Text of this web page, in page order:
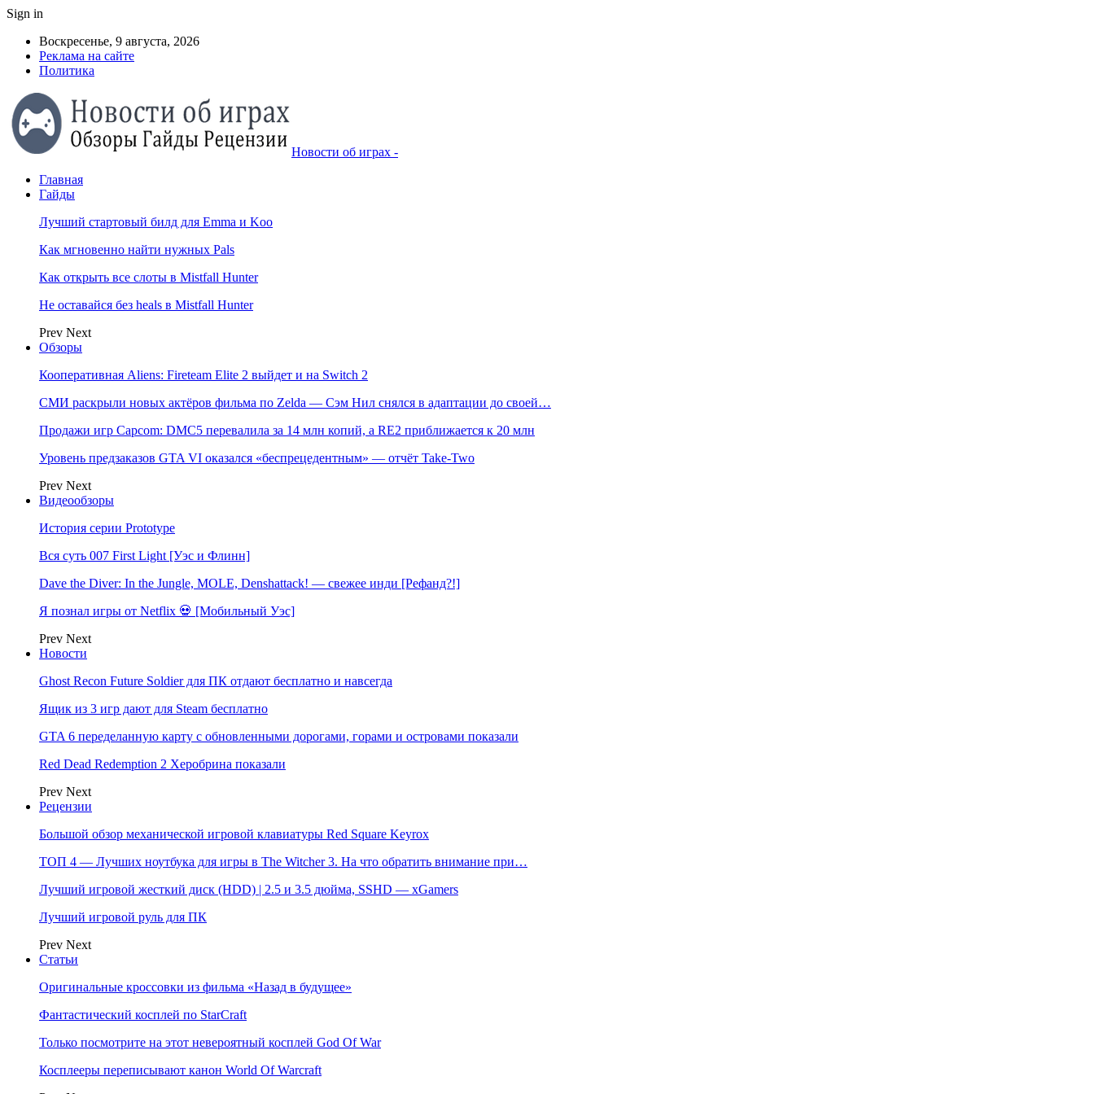
Sign in
Воскресенье, 9 августа, 2026
Реклама на сайте
Политика
Новости об играх -
Главная
Гайды
Лучший стартовый билд для Emma и Koo
Как мгновенно найти нужных Pals
Как открыть все слоты в Mistfall Hunter
Не оставайся без heals в Mistfall Hunter
Prev Next
Обзоры
Кооперативная Aliens: Fireteam Elite 2 выйдет и на Switch 2
СМИ раскрыли новых актёров фильма по Zelda — Сэм Нил снялся в адаптации до своей…
Продажи игр Capcom: DMC5 перевалила за 14 млн копий, а RE2 приближается к 20 млн
Уровень предзаказов GTA VI оказался «беспрецедентным» — отчёт Take-Two
Prev Next
Видеообзоры
История серии Prototype
Вся суть 007 First Light [Уэс и Флинн]
Dave the Diver: In the Jungle, MOLE, Denshattack! — свежее инди [Рефанд?!]
Я познал игры от Netflix 💀 [Мобильный Уэс]
Prev Next
Новости
Ghost Recon Future Soldier для ПК отдают бесплатно и навсегда
Ящик из 3 игр дают для Steam бесплатно
GTA 6 переделанную карту с обновленными дорогами, горами и островами показали
Red Dead Redemption 2 Херобрина показали
Prev Next
Рецензии
Большой обзор механической игровой клавиатуры Red Square Keyrox
ТОП 4 — Лучших ноутбука для игры в The Witcher 3. На что обратить внимание при…
Лучший игровой жесткий диск (HDD) | 2.5 и 3.5 дюйма, SSHD — xGamers
Лучший игровой руль для ПК
Prev Next
Статьи
Оригинальные кроссовки из фильма «Назад в будущее»
Фантастический косплей по StarCraft
Только посмотрите на этот невероятный косплей God Of War
Косплееры переписывают канон World Of Warcraft